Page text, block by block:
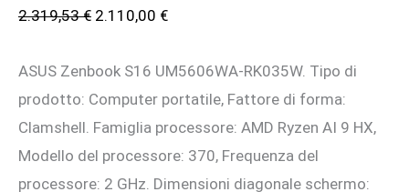
2.319,53€ Il
originale
era:
2.319,53 €.
2.110,00 €Il
attuale
è:
2.110,00 €.
ASUS Zenbook S16 UM5606WA-RK035W. Tipo di
prodotto: Computer portatile, Fattore di forma:
Clamshell. Famiglia processore: AMD Ryzen AI 9 HX,
Modello del processore: 370, Frequenza del
processore: 2 GHz. Dimensioni diagonale schermo: